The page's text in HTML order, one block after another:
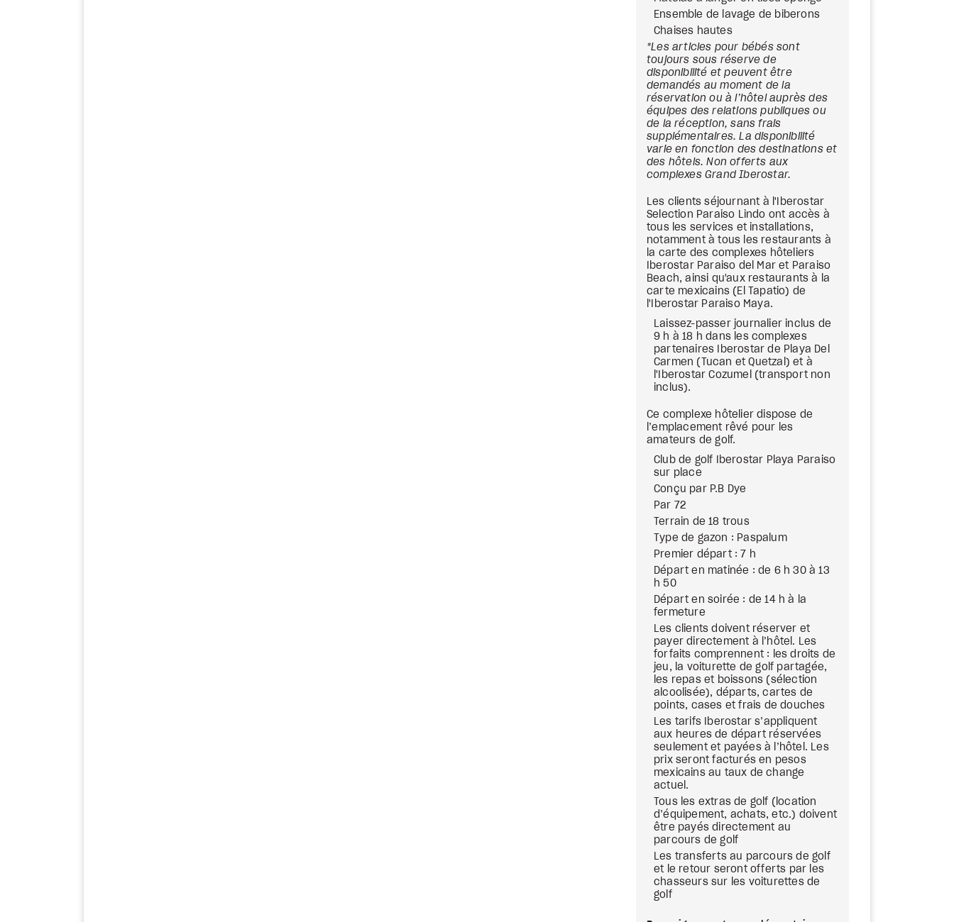
Ensemble de lavage de biberons
Chaises hautes
*Les articles pour bébés sont
toujours sous réserve de
disponibilité et peuvent être
demandés au moment de la
réservation ou à l’hôtel auprès des
équipes des relations publiques ou
de la réception, sans frais
supplémentaires. La disponibilité
varie en fonction des destinations et
des hôtels. Non offerts aux
complexes Grand Iberostar.
Les clients séjournant à l'Iberostar
Selection Paraiso Lindo ont accès à
tous les services et installations,
notamment à tous les restaurants à
la carte des complexes hôteliers
Iberostar Paraiso del Mar et Paraiso
Beach, ainsi qu'aux restaurants à la
carte mexicains (El Tapatio) de
l'Iberostar Paraiso Maya.
Laissez-passer journalier inclus de
9 h à 18 h dans les complexes
partenaires Iberostar de Playa Del
Carmen (Tucan et Quetzal) et à
l'Iberostar Cozumel (transport non
inclus).
Ce complexe hôtelier dispose de
l’emplacement rêvé pour les
amateurs de golf.
Club de golf Iberostar Playa Paraiso
sur place
Conçu par P.B Dye
Par 72
Terrain de 18 trous
Type de gazon : Paspalum
Premier départ : 7 h
Départ en matinée : de 6 h 30 à 13
h 50
Départ en soirée : de 14 h à la
fermeture
Les clients doivent réserver et
payer directement à l’hôtel. Les
forfaits comprennent : les droits de
jeu, la voiturette de golf partagée,
les repas et boissons (sélection
alcoolisée), départs, cartes de
points, cases et frais de douches
Les tarifs Iberostar s’appliquent
aux heures de départ réservées
seulement et payées à l’hôtel. Les
prix seront facturés en pesos
mexicains au taux de change
actuel.
Tous les extras de golf (location
d’équipement, achats, etc.) doivent
être payés directement au
parcours de golf
Les transferts au parcours de golf
et le retour seront offerts par les
chasseurs sur les voiturettes de
golf